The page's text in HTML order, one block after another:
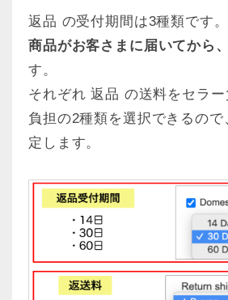
を始めて、収益を
る「ebayのりスタ
ト」を無料で配布
っています。ぜひ
ビジネスポリシ…
返品 の受付期間は3種類です。
商品がお客さまに届いてから
す。
それぞれ 返品 の送料をセラ
負担の2種類を選択できるの
定します。